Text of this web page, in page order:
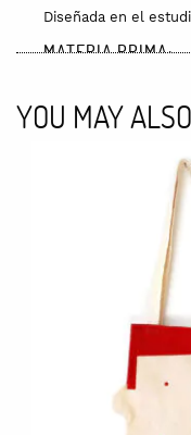
Diseñada en el
MATERIA PRIMA:
Standard 100.
Está disponible en
Lavar a mano con
El precio de los
YOU MAY